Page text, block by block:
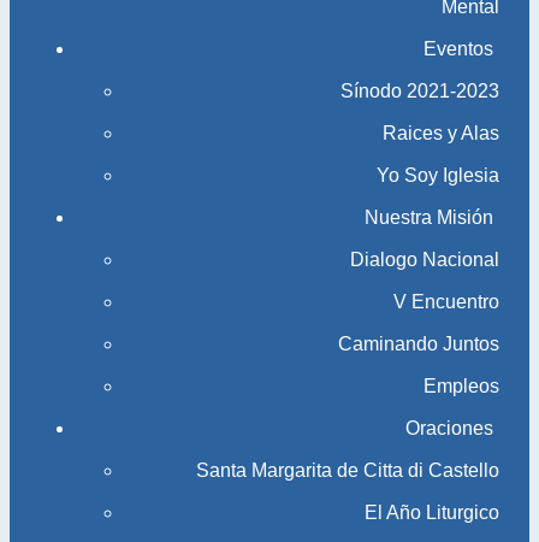
Mental
Eventos
Sínodo 2021-2023​​​​​​​
Raices y Alas
Yo Soy Iglesia
Nuestra Misión
Dialogo Nacional
V Encuentro
Caminando Juntos
Empleos
Oraciones
Santa Margarita de Citta di Castello
El Año Liturgico